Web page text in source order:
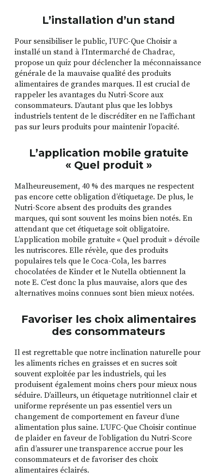
L’installation d’un stand
Pour sensibiliser le public, l’UFC-Que Choisir a
installé un stand à l’Intermarché de Chadrac,
propose un quiz pour déclencher la méconnaissance
générale de la mauvaise qualité des produits
alimentaires de grandes marques. Il est crucial de
rappeler les avantages du Nutri-Score aux
consommateurs. D’autant plus que les lobbys
industriels tentent de le discréditer en ne l’affichant
pas sur leurs produits pour maintenir l’opacité.
L’application mobile gratuite
« Quel produit »
Malheureusement, 40 % des marques ne respectent
pas encore cette obligation d’étiquetage. De plus, le
Nutri-Score absent des produits des grandes
marques, qui sont souvent les moins bien notés. En
attendant que cet étiquetage soit obligatoire.
L’application mobile gratuite « Quel produit » dévoile
les nutriscores. Elle révèle, que des produits
populaires tels que le Coca-Cola, les barres
chocolatées de Kinder et le Nutella obtiennent la
note E. C’est donc la plus mauvaise, alors que des
alternatives moins connues sont bien mieux notées.
Favoriser les choix alimentaires
des consommateurs
Il est regrettable que notre inclination naturelle pour
les aliments riches en graisses et en sucres soit
souvent exploitée par les industriels, qui les
produisent également moins chers pour mieux nous
séduire. D’ailleurs, un étiquetage nutritionnel clair et
uniforme représente un pas essentiel vers un
changement de comportement en faveur d’une
alimentation plus saine. L’UFC-Que Choisir continue
de plaider en faveur de l’obligation du Nutri-Score
afin d’assurer une transparence accrue pour les
consommateurs et de favoriser des choix
alimentaires éclairés.